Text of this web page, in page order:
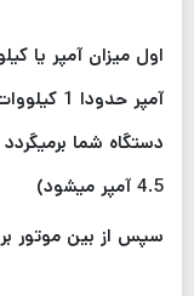
آمپر
دستگاه شما برمیگردد
4.5 آمپر میشود)
سپس از بین موتور